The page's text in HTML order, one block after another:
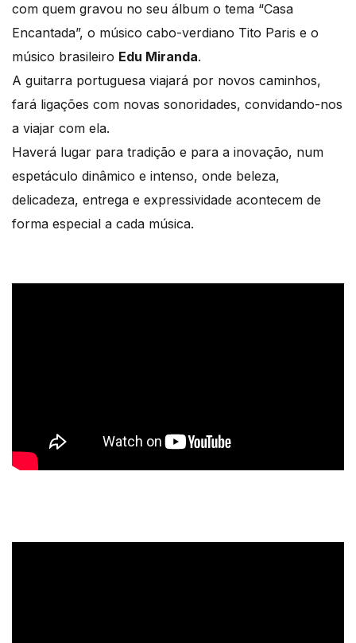
com quem gravou no seu álbum o tema “Casa
Encantada”, o músico cabo-verdiano Tito Paris e o
músico brasileiro Edu Miranda.
A guitarra portuguesa viajará por novos caminhos,
fará ligações com novas sonoridades, convidando-nos
a viajar com ela.
Haverá lugar para tradição e para a inovação, num
espetáculo dinâmico e intenso, onde beleza,
delicadeza, entrega e expressividade acontecem de
forma especial a cada música.